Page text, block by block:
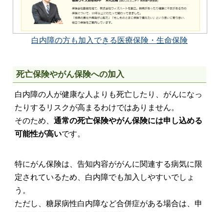
白内障の方も加入できる医療保険・生命保険
死亡保険やがん保険への加入
白内障の人が健康な人よりも死亡したり、がんになっ
たりするリスクが高まるわけではありません。
そのため、通常の死亡保険やがん保険には申し込める
可能性が高いです。
特にがん保険は、告知内容ががんに関連する病気に限
定されているため、白内障でも加入しやすいでしょ
う。
ただし、糖尿病性白内障など合併症がある場合は、申